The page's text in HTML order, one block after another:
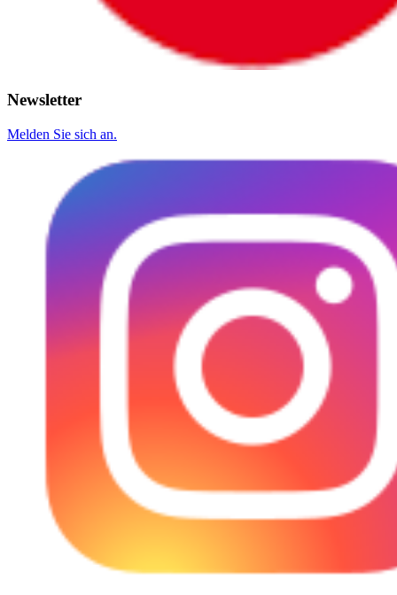
Newsletter
Melden Sie sich an.